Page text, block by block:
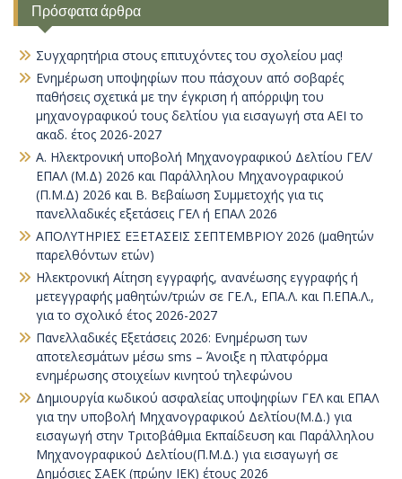
Πρόσφατα άρθρα
Συγχαρητήρια στους επιτυχόντες του σχολείου μας!
Ενημέρωση υποψηφίων που πάσχουν από σοβαρές
παθήσεις σχετικά με την έγκριση ή απόρριψη του
μηχανογραφικού τους δελτίου για εισαγωγή στα ΑΕΙ το
ακαδ. έτος 2026-2027
Α. Ηλεκτρονική υποβολή Μηχανογραφικού Δελτίου ΓΕΛ/
ΕΠΑΛ (Μ.Δ) 2026 και Παράλληλου Μηχανογραφικού
(Π.Μ.Δ) 2026 και Β. Βεβαίωση Συμμετοχής για τις
πανελλαδικές εξετάσεις ΓΕΛ ή ΕΠΑΛ 2026
ΑΠΟΛΥΤΗΡΙΕΣ ΕΞΕΤΑΣΕΙΣ ΣΕΠΤΕΜΒΡΙΟΥ 2026 (μαθητών
παρελθόντων ετών)
Ηλεκτρονική Αίτηση εγγραφής, ανανέωσης εγγραφής ή
μετεγγραφής μαθητών/τριών σε ΓΕ.Λ., ΕΠΑ.Λ. και Π.ΕΠΑ.Λ.,
για το σχολικό έτος 2026-2027
Πανελλαδικές Εξετάσεις 2026: Ενημέρωση των
αποτελεσμάτων μέσω sms – Άνοιξε η πλατφόρμα
ενημέρωσης στοιχείων κινητού τηλεφώνου
Δημιουργία κωδικού ασφαλείας υποψηφίων ΓΕΛ και ΕΠΑΛ
για την υποβολή Μηχανογραφικού Δελτίου(Μ.Δ.) για
εισαγωγή στην Τριτοβάθμια Εκπαίδευση και Παράλληλου
Μηχανογραφικού Δελτίου(Π.Μ.Δ.) για εισαγωγή σε
Δημόσιες ΣΑΕΚ (πρώην ΙΕΚ) έτους 2026